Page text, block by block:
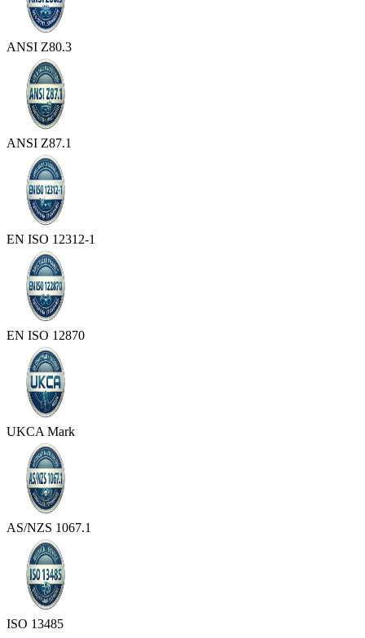
ANSI Z80.3
ANSI Z87.1
EN ISO 12312-1
EN ISO 12870
UKCA Mark
AS/NZS 1067.1
ISO 13485